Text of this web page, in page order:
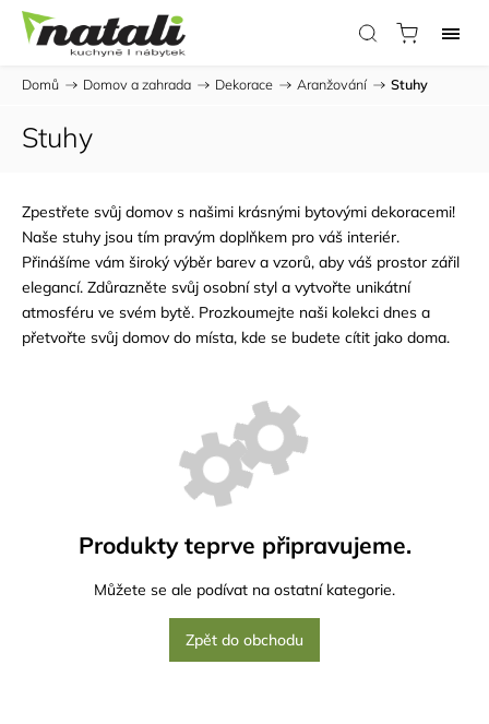
Domů / Domov a zahrada / Dekorace / Aranžování / Stuhy
Stuhy
Zpestřete svůj domov s našimi krásnými bytovými dekoracemi!
Naše stuhy jsou tím pravým doplňkem pro váš interiér.
Přinášíme vám široký výběr barev a vzorů, aby váš prostor zářil
elegancí. Zdůrazněte svůj osobní styl a vytvořte unikátní
atmosféru ve svém bytě. Prozkoumejte naši kolekci dnes a
přetvořte svůj domov do místa, kde se budete cítit jako doma.
Produkty teprve připravujeme.
Můžete se ale podívat na ostatní kategorie.
Zpět do obchodu